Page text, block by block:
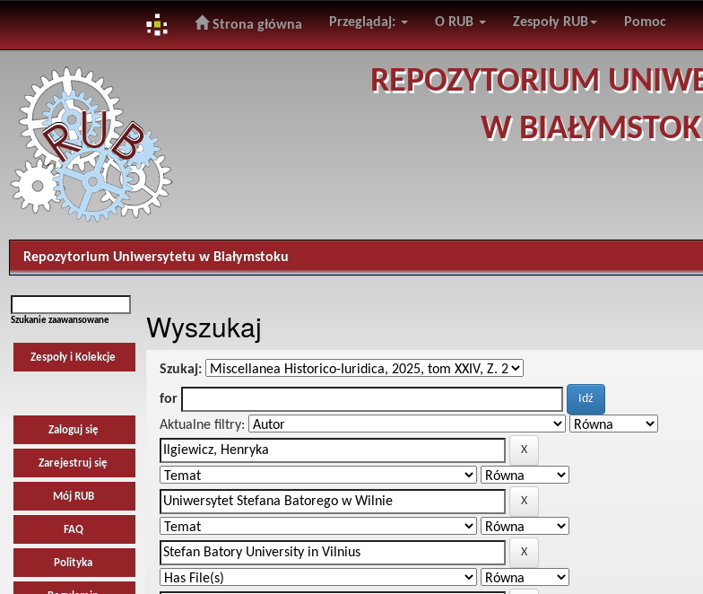
navigation
Strona główna Przeglądaj: O RUB Zespoły RUB Pomoc
REPOZYTORIUM
W
Repozytorium Uniwersytetu w Białymstoku
Szukanie zaawansowane
Zespoły i Kolekcje
Zaloguj się
Zarejestruj się
Mój RUB
FAQ
Polityka
Wyszukaj
Szukaj:
for
Aktualne filtry: